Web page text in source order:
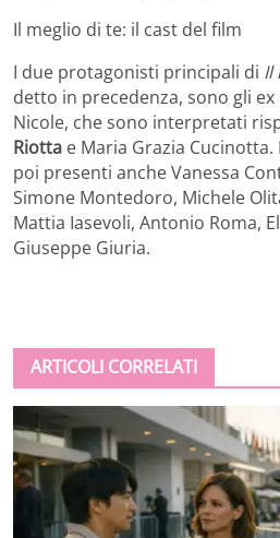
Il meglio di te: il cast del film
I due protagonisti principali di Il
detto in precedenza, sono gli
Nicole, che sono interpretati
Riotta e Maria Grazia
poi presenti anche Vanessa
Simone Montedoro, Michele
Mattia Iasevoli, Antonio Roma,
Giuseppe Giuria.
ARTICOLI CORRELATI